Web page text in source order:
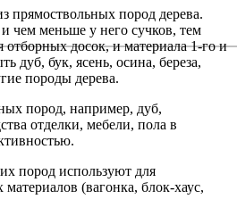
прямоствольных пород дерева.
чем меньше у него сучков, тем
отборных досок, и материала 1-го и
дуб, бук, ясень, осина, береза,
породы дерева.
пород, например, дуб,
отделки, мебели, пола в
пород используют для
(вагонка, блок-хаус,